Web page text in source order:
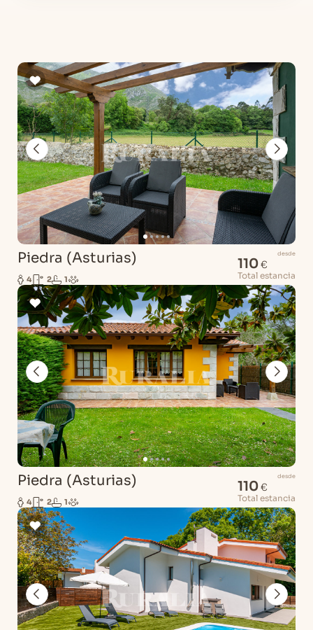
Piedra (Asturias)
4 2 1
desde
110€
Total estancia
Piedra (Asturias)
4 2 1
desde
110€
Total estancia